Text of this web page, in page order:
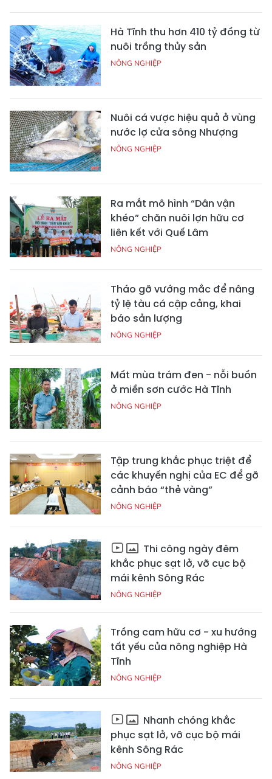
Hà Tĩnh thu hơn 410 tỷ đồng từ
nuôi trồng thủy sản
NÔNG NGHIỆP
Nuôi cá vược hiệu quả ở vùng
nước lợ cửa sông Nhượng
NÔNG NGHIỆP
Ra mắt mô hình “Dân vận
khéo” chăn nuôi lợn hữu cơ
liên kết với Quế Lâm
NÔNG NGHIỆP
Tháo gỡ vướng mắc để nâng
tỷ lệ tàu cá cập cảng, khai
báo sản lượng
NÔNG NGHIỆP
Mất mùa trám đen - nỗi buồn
ở miền sơn cước Hà Tĩnh
NÔNG NGHIỆP
Tập trung khắc phục triệt để
các khuyến nghị của EC để gỡ
cảnh báo “thẻ vàng”
NÔNG NGHIỆP
Thi công ngày đêm
khắc phục sạt lở, vỡ cục bộ
mái kênh Sông Rác
NÔNG NGHIỆP
Trồng cam hữu cơ - xu hướng
tất yếu của nông nghiệp Hà
Tĩnh
NÔNG NGHIỆP
Nhanh chóng khắc
phục sạt lở, vỡ cục bộ mái
kênh Sông Rác
NÔNG NGHIỆP